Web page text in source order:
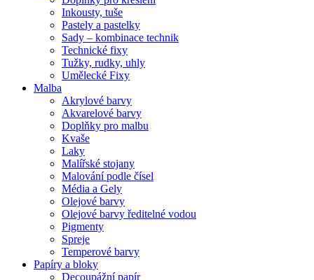
Inkousty, tuše
Pastely a pastelky
Sady – kombinace technik
Technické fixy
Tužky, rudky, uhly
Umělecké Fixy
Malba
Akrylové barvy
Akvarelové barvy
Doplňky pro malbu
Kvaše
Laky
Malířské stojany
Malování podle čísel
Média a Gely
Olejové barvy
Olejové barvy ředitelné vodou
Pigmenty
Spreje
Temperové barvy
Papíry a bloky
Decoupážní papír